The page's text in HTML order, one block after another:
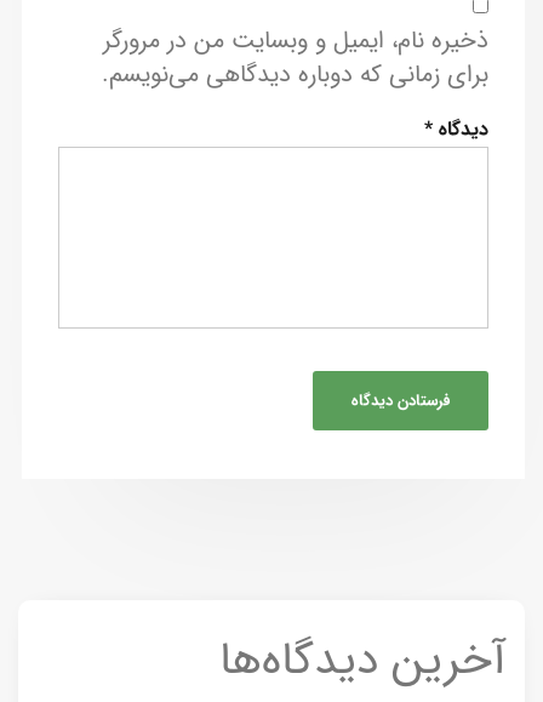
ذخیره نام، ایمیل و وبسایت من در مرورگر
برای زمانی که دوباره دیدگاهی می‌نویسم.
دیدگاه*
آخرین دیدگاه‌ها